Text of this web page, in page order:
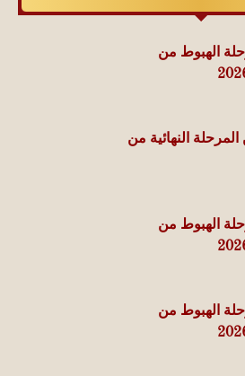
الـ (12) مرحلة الهبوط من
الـ (07) من المرحلة النهائية من
الـ (11) مرحلة الهبوط من
الـ (10) مرحلة الهبوط من